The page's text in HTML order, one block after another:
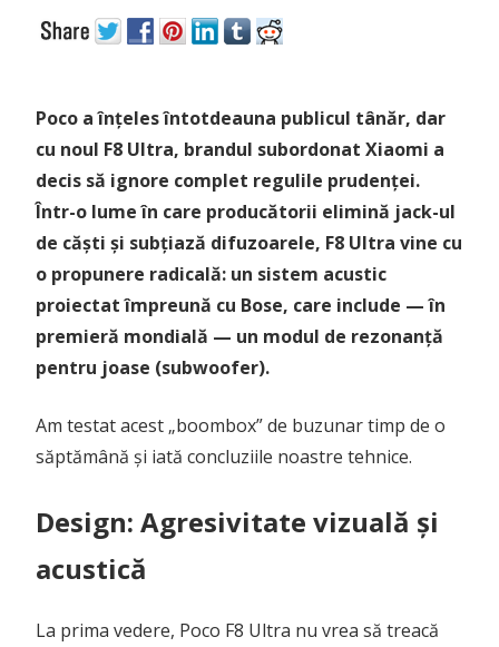
Poco a înțeles întotdeauna publicul tânăr, dar
cu noul F8 Ultra, brandul subordonat Xiaomi a
decis să ignore complet regulile prudenței.
Într-o lume în care producătorii elimină jack-ul
de căști și subțiază difuzoarele, F8 Ultra vine cu
o propunere radicală: un sistem acustic
proiectat împreună cu Bose, care include — în
premieră mondială — un modul de rezonanță
pentru joase (subwoofer).
Am testat acest „boombox” de buzunar timp de o
săptămână și iată concluziile noastre tehnice.
Design: Agresivitate vizuală și
acustică
La prima vedere, Poco F8 Ultra nu vrea să treacă